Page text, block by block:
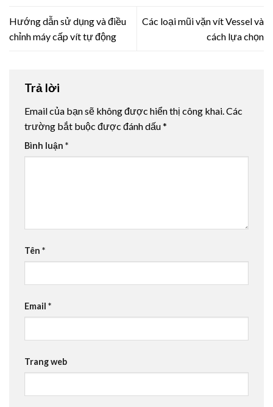
Hướng dẫn sử dụng và điều
chỉnh máy cấp vít tự động
Các loại mũi vặn vít Vessel và
cách lựa chọn
Trả lời
Email của bạn sẽ không được hiển thị công khai. Các
trường bắt buộc được đánh dấu*
Bình luận *
Tên *
Email *
Trang web